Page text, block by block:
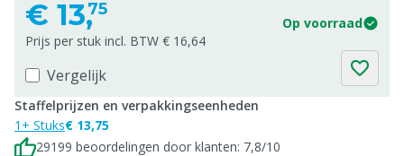
€ 13,75
Op voorraad
Prijs per stuk incl. BTW € 16,64
Vergelijk
Staffelprijzen en verpakkingseenheden
1+ Stuks€ 13,75
29199 beoordelingen door klanten: 7,8/10